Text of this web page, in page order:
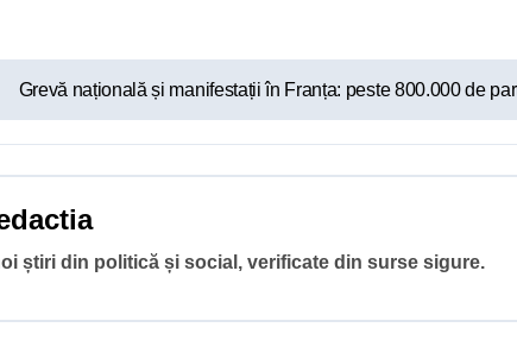
Grevă națională și manifestații în Franța: peste 800.000 de
știri din politică și social, verificate din surse sigure.